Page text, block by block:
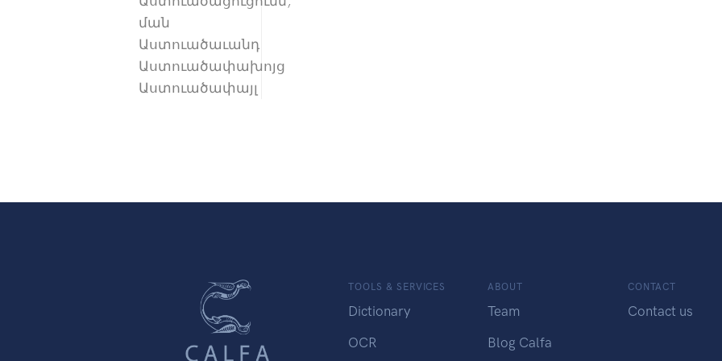
ման
Աստուածաւանդ
Աստուածափախոյց
Աստուածափայլ
TOOLS & SERVICES
Dictionary
OCR
ABOUT
Team
Blog Calfa
CONTACT
Contact us